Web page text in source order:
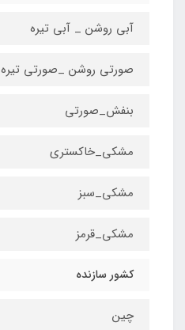
آبی روشن _ آبی تیره
صورتی روشن _صورتی تیره
بنفش_صورتی
مشکی_خاکستری
مشکی_سبز
مشکی_قرمز
کشور سازنده
چین